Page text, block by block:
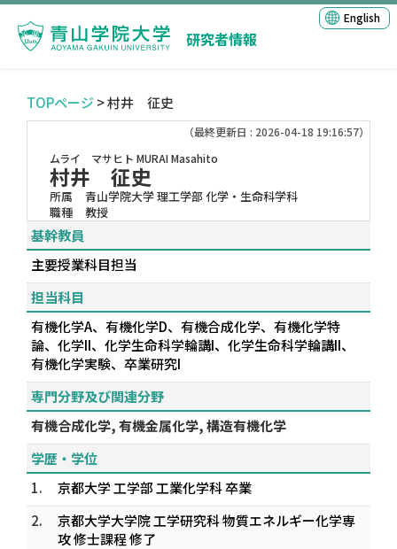
研究者情報
English
TOPページ > 村井 征史
（最終更新日 : 2026-04-18 19:16:57）
ムライ マサヒト MURAI Masahito
村井 征史
所属
青山学院大学 理工学部 化学・生命科学科
職種
教授
基幹教員
主要授業科目担当
担当科目
有機化学A、有機化学D、有機合成化学、有機化学特
論、化学II、化学生命科学輪講I、化学生命科学輪講II、
有機化学実験、卒業研究I
専門分野及び関連分野
有機合成化学, 有機金属化学, 構造有機化学
学歴・学位
1.
京都大学 工学部 工業化学科 卒業
2.
京都大学大学院 工学研究科 物質エネルギー化学専
攻 修士課程 修了